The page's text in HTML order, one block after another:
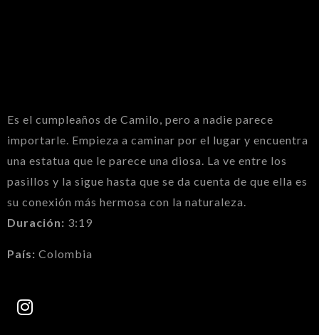
Es el cumpleaños de Camilo, pero a nadie parece
importarle. Empieza a caminar por el lugar y encuentra
una estatua que le parece una diosa. La ve entre los
pasillos y la sigue hasta que se da cuenta de que ella es
su conexión más hermosa con la naturaleza.
Duración: 3:19
País: Colombia